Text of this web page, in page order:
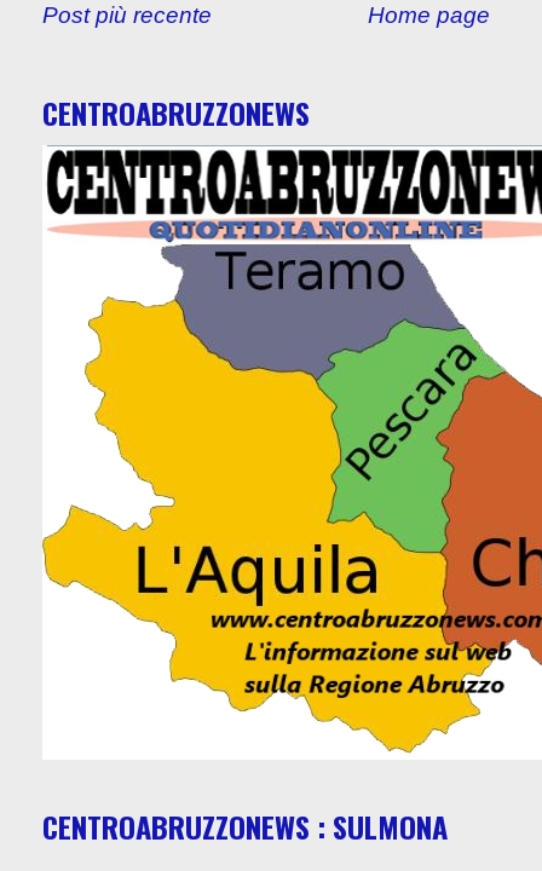
Post più recente Home page
CENTROABRUZZONEWS
CENTROABRUZZONEWS : SULMONA